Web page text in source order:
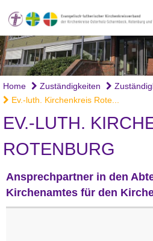
Home Zuständigkeiten
Ev.-luth. Kirchenkreis Rote...
EV.-LUTH.
ROTENBURG
Ansprechpartner in den
Kirchenamtes für den